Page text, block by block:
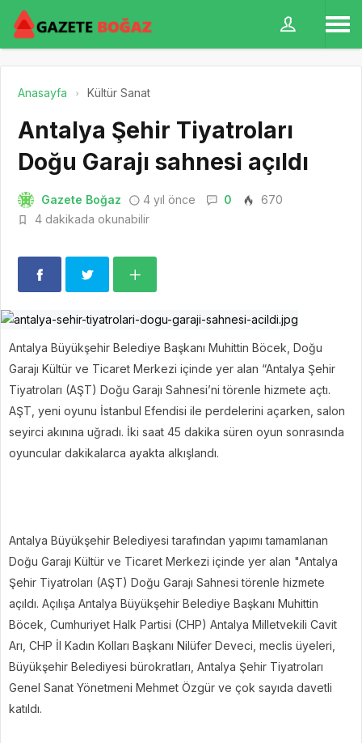
Anasayfa Kültür Sanat
Antalya Şehir Tiyatroları
Doğu Garajı sahnesi açıldı
Gazete Boğaz 4 yıl önce 0
670
4 dakikada okunabilir
Antalya Büyükşehir Belediye Başkanı Muhittin Böcek, Doğu
Garajı Kültür ve Ticaret Merkezi içinde yer alan “Antalya Şehir
Tiyatroları (AŞT) Doğu Garajı Sahnesi’ni törenle hizmete açtı.
AŞT, yeni oyunu İstanbul Efendisi ile perdelerini açarken, salon
seyirci akınına uğradı. İki saat 45 dakika süren oyun sonrasında
oyuncular dakikalarca ayakta alkışlandı.
Antalya Büyükşehir Belediyesi tarafından yapımı tamamlanan
Doğu Garajı Kültür ve Ticaret Merkezi içinde yer alan "Antalya
Şehir Tiyatroları (AŞT) Doğu Garajı Sahnesi törenle hizmete
açıldı. Açılışa Antalya Büyükşehir Belediye Başkanı Muhittin
Böcek, Cumhuriyet Halk Partisi (CHP) Antalya Milletvekili Cavit
Arı, CHP İl Kadın Kolları Başkanı Nilüfer Deveci, meclis üyeleri,
Büyükşehir Belediyesi bürokratları, Antalya Şehir Tiyatroları
Genel Sanat Yönetmeni Mehmet Özgür ve çok sayıda davetli
katıldı.